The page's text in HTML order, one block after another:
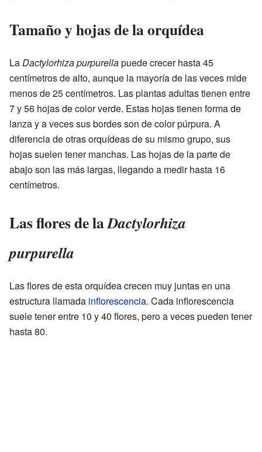
Tamaño y hojas de la orquídea
LaDactylorhiza purpurellapuede crecer hasta 45
centímetros de alto, aunque la mayoría de las veces mide
menos de 25 centímetros. Las plantas adultas tienen entre
7 y 56 hojas de color verde. Estas hojas tienen forma de
lanza y a veces sus bordes son de color púrpura. A
diferencia de otras orquídeas de su mismo grupo, sus
hojas suelen tener manchas. Las hojas de la parte de
abajo son las más largas, llegando a medir hasta 16
centímetros.
Las flores de laDactylorhiza
purpurella
Las flores de esta orquídea crecen muy juntas en una
estructura llamada inflorescencia. Cada inflorescencia
suele tener entre 10 y 40 flores, pero a veces pueden tener
hasta 80.